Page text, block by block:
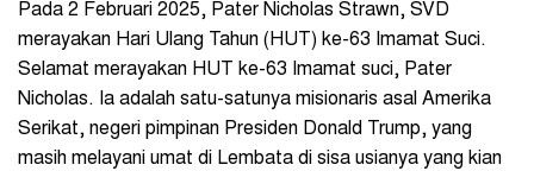
Pada 2 Februari 2025, Pater Nicholas Strawn, SVD
merayakan Hari Ulang Tahun (HUT) ke-63 Imamat Suci.
Selamat merayakan HUT ke-63 Imamat suci, Pater
Nicholas. Ia adalah satu-satunya misionaris asal Amerika
Serikat, negeri pimpinan Presiden Donald Trump, yang
masih melayani umat di Lembata di sisa usianya yang kian